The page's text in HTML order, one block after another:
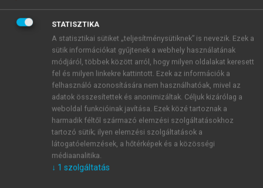
7.1.1. A kompromisszumos
medicina fogalma
A kompromisszumos medicina fogalma a
katonaorvostanban jelent meg. Háborúra készülvén a
katonai alakulatok (hadseregek) már évezredek óta
orvosokat, ápolókat, gyógyításra használt eszközöket
és gyógyhatású készítményeket vittek magukkal,
tudván, hogy a csaták során nagyszámú harci
sérülttel kell számolniuk. A sérülésről való
gondoskodás tudata a katonák harci szellemét is
STATISZTIKA
A statisztikai sütiket „teljesítménysütiknek” is nevezik. Ezek a
sütik információkat gyűjtenek a webhely használatának
módjáról, többek között arról, hogy milyen oldalakat keresett
fel és milyen linkekre kattintott. Ezek az információk a
felhasználó azonosítására nem használhatóak, mivel az
adatok összesítettek és anonimizáltak. Céljuk kizárólag a
weboldal funkcióinak javítása. Ezek közé tartoznak a
harmadik féltől származó elemzési szolgáltatásokhoz
tartozó sütik; ilyen elemzési szolgáltatások a
látogatóelemzések, a hőtérképek és a közösségi
médiaanalitika.
↓ 1 szolgáltatás